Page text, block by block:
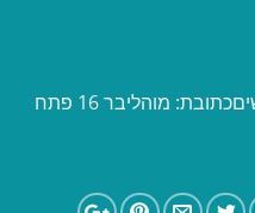
​​MenZone כשמציאות ודמיון נפגשים​ כתובת: מוהליבר 16 פתח